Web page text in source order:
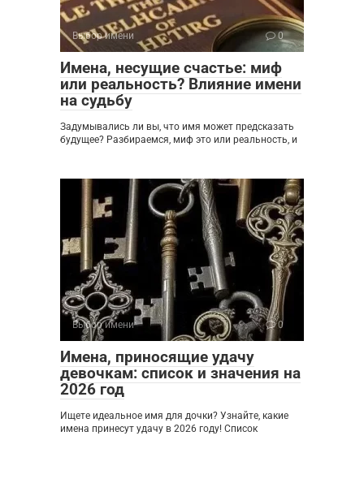
Выбор имени 0
Имена, несущие счастье: миф
или реальность? Влияние имени
на судьбу
Задумывались ли вы, что имя может предсказать
будущее? Разбираемся, миф это или реальность, и
Выбор имени 0
Имена, приносящие удачу
девочкам: список и значения на
2026 год
Ищете идеальное имя для дочки? Узнайте, какие
имена принесут удачу в 2026 году! Список